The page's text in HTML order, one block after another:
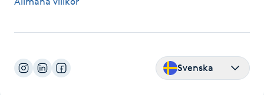
Herrklippning
HIFU
Hollywood Peel Svenska